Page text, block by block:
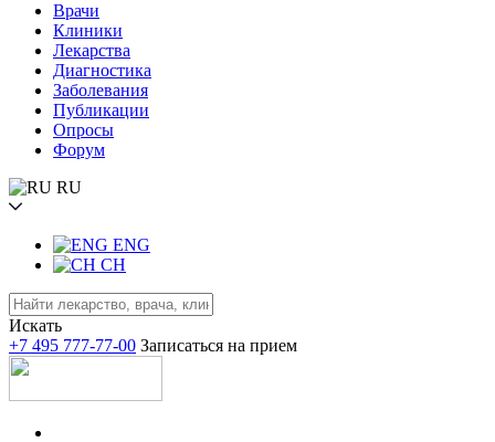
Врачи
Клиники
Лекарства
Диагностика
Заболевания
Публикации
Опросы
Форум
RU
ENG
CH
Искать
+7 495 777-77-00 Записаться на прием